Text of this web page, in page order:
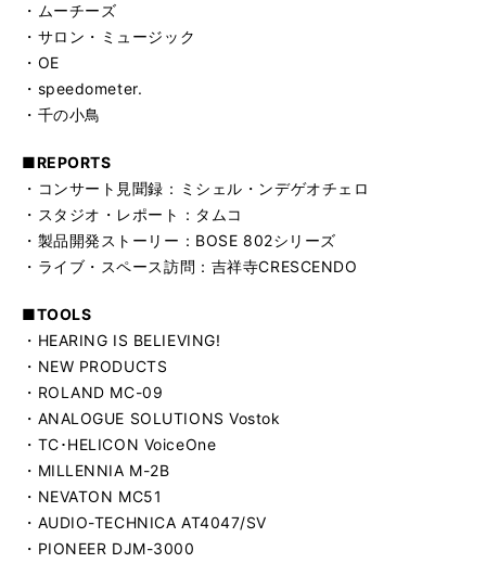
・ムーチーズ
・サロン・ミュージック
・OE
・speedometer.
・千の小鳥
■REPORTS
・コンサート見聞録：ミシェル・ンデゲオチェロ
・スタジオ・レポート：タムコ
・製品開発ストーリー：BOSE 802シリーズ
・ライブ・スペース訪問：吉祥寺CRESCENDO
■TOOLS
・HEARING IS BELIEVING!
・NEW PRODUCTS
・ROLAND MC-09
・ANALOGUE SOLUTIONS Vostok
・TC･HELICON VoiceOne
・MILLENNIA M-2B
・NEVATON MC51
・AUDIO-TECHNICA AT4047/SV
・PIONEER DJM-3000